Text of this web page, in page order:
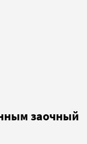
заочный